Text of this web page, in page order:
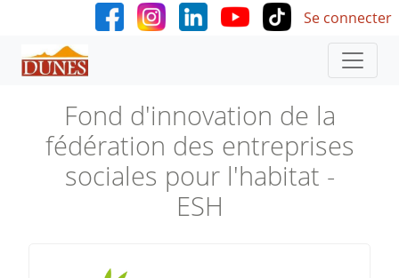
Aller au contenu principal User
Se connecter
Fond d'innovation de la
fédération des entreprises
sociales pour l'habitat -
ESH